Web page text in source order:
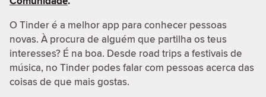
O Tinder é a melhor app para conhecer pessoas
novas. À procura de alguém que partilha os teus
interesses? É na boa. Desde road trips a festivais de
música, no Tinder podes falar com pessoas acerca das
coisas de que mais gostas.